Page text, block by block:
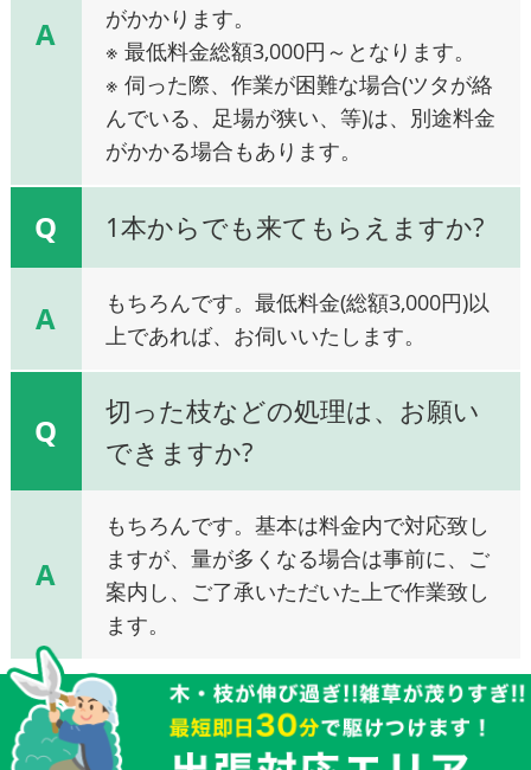
A
がかかります。
※ 最低料金総額3,000円～となります。
※ 伺った際、作業が困難な場合(ツタが絡
んでいる、足場が狭い、等)は、別途料金
がかかる場合もあります。
Q 1本からでも来てもらえますか?
A
もちろんです。最低料金(総額3,000円)以
上であれば、お伺いいたします。
Q
切った枝などの処理は、お願い
できますか?
A
もちろんです。基本は料金内で対応致し
ますが、量が多くなる場合は事前に、ご
案内し、ご了承いただいた上で作業致し
ます。